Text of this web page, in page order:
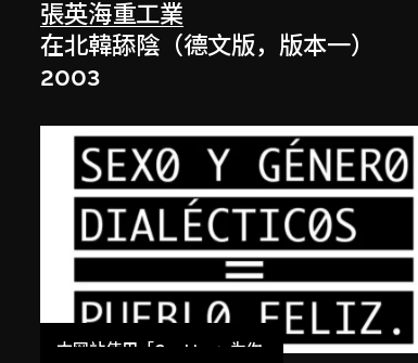
張英海重工業
在北韓舔陰（德文版，版本一）
2003
本网站使用「Cookies」为你